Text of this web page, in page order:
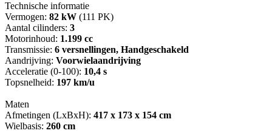
Technische informatie
Vermogen: 82 kW (111 PK)
Aantal cilinders: 3
Motorinhoud: 1.199 cc
Transmissie: 6 versnellingen, Handgeschakeld
Aandrijving: Voorwielaandrijving
Acceleratie (0-100): 10,4 s
Topsnelheid: 197 km/u
Maten
Afmetingen (LxBxH): 417 x 173 x 154 cm
Wielbasis: 260 cm